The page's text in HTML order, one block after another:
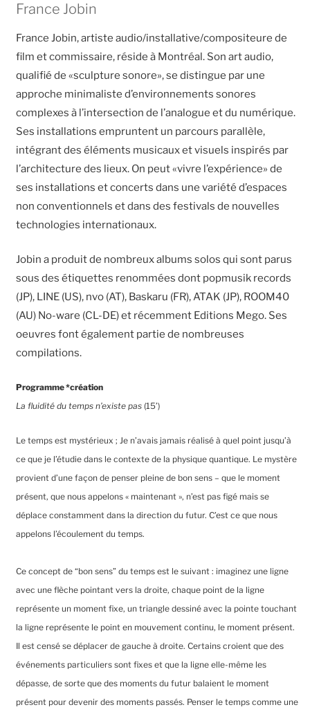
France Jobin
France Jobin, artiste audio/installative/compositeure de
film et commissaire, réside à Montréal. Son art audio,
qualifié de «sculpture sonore», se distingue par une
approche minimaliste d’environnements sonores
complexes à l’intersection de l’analogue et du numérique.
Ses installations empruntent un parcours parallèle,
intégrant des éléments musicaux et visuels inspirés par
l’architecture des lieux. On peut «vivre l’expérience» de
ses installations et concerts dans une variété d’espaces
non conventionnels et dans des festivals de nouvelles
technologies internationaux.
Jobin a produit de nombreux albums solos qui sont parus
sous des étiquettes renommées dont popmusik records
(JP), LINE (US), nvo (AT), Baskaru (FR), ATAK (JP), ROOM40
(AU) No-ware (CL-DE) et récemment Editions Mego. Ses
oeuvres font également partie de nombreuses
compilations.
Programme *création
La fluidité du temps n’existe pas (15’)
Le temps est mystérieux ; Je n’avais jamais réalisé à quel point jusqu’à
ce que je l’étudie dans le contexte de la physique quantique. Le mystère
provient d’une façon de penser pleine de bon sens – que le moment
présent, que nous appelons « maintenant », n’est pas figé mais se
déplace constamment dans la direction du futur. C’est ce que nous
appelons l’écoulement du temps.
Ce concept de “bon sens” du temps est le suivant : imaginez une ligne
avec une flèche pointant vers la droite, chaque point de la ligne
représente un moment fixe, un triangle dessiné avec la pointe touchant
la ligne représente le point en mouvement continu, le moment présent.
Il est censé se déplacer de gauche à droite. Certains croient que des
événements particuliers sont fixes et que la ligne elle-même les
dépasse, de sorte que des moments du futur balaient le moment
présent pour devenir des moments passés. Penser le temps comme une